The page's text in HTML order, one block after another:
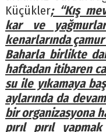
Küçükler; “Kış
kar ve
kenarlarında
Baharla birlikte
haftadan itibaren
su ile yıkamaya
aylarında da
bir organizasyona
pırıl pırıl